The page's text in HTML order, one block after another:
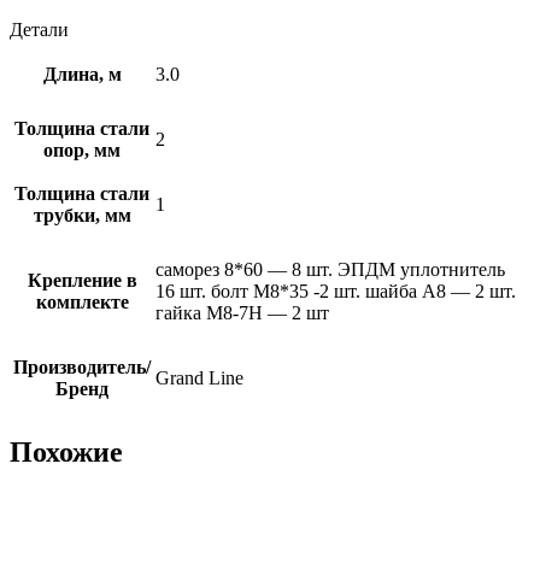
Детали
Длина, м 3.0
Толщина стали
опор, мм
2
Толщина стали
трубки, мм
1
Крепление в
комплекте
саморез 8*60 — 8 шт. ЭПДМ уплотнитель
16 шт. болт М8*35 -2 шт. шайба А8 — 2 шт.
гайка М8-7Н — 2 шт
Производитель/
Бренд
Grand Line
Похожие